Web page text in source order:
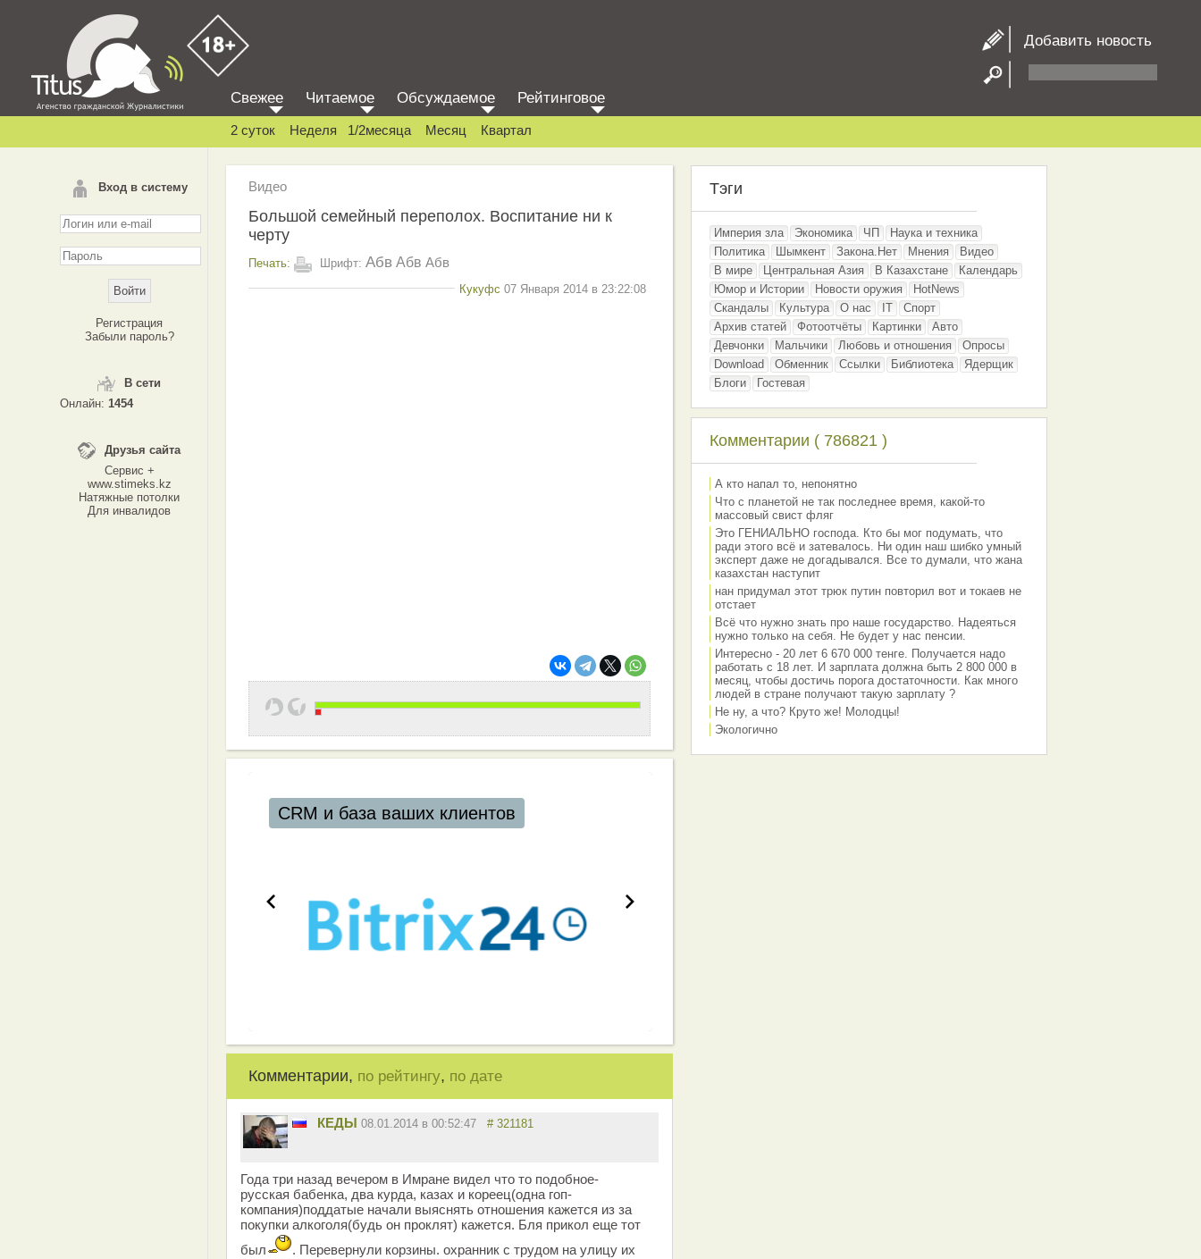
Добавить новость
Вход в систему
Регистрация
Забыли пароль?
В сети
Онлайн: 1454
Друзья сайта
Сервис +
www.stimeks.kz
Натяжные потолки
Для инвалидов
Свежее Читаемое Обсуждаемое Рейтинговое
2 суток Неделя 1/2месяца Месяц Квартал
Видео
Большой семейный переполох. Воспитание ни к
черту
Печать: Шрифт: Абв Абв Абв
Кукуфс 07 Января 2014 в 23:22:08
CRM и база ваших клиентов
Комментарии, по рейтингу, по дате
КЕДЫ 08.01.2014 в 00:52:47 # 321181
Года три назад вечером в Имране видел что то подобное-
русская бабенка, два курда, казах и кореец(одна гоп-
компания)поддатые начали выяснять отношения кажется из за
покупки алкоголя(будь он проклят) кажется. Бля прикол еще тот
был
. Перевернули корзины. охранник с трудом на улицу их
Тэги
Империя зла Экономика ЧП
Наука и техника
Политика
Шымкент Закона.Нет Мнения
Видео
В мире
Центральная Азия В Казахстане
Календарь
Юмор и Истории
Новости оружия
HotNews
Скандалы
Культура О нас IT
Спорт
Архив статей
Фотоотчёты Картинки
Авто
Девчонки
Мальчики Любовь и отношения
Опросы
Download
Обменник Ссылки Библиотека
Ядерщик
Блоги
Гостевая
Комментарии ( 786821 )
А кто напал то, непонятно
Что с планетой не так последнее время, какой-то
массовый свист фляг
Это ГЕНИАЛЬНО господа. Кто бы мог подумать, что
ради этого всё и затевалось. Ни один наш шибко умный
эксперт даже не догадывался. Все то думали, что жана
казахстан наступит
нан придумал этот трюк путин повторил вот и токаев не
отстает
Всё что нужно знать про наше государство. Надеяться
нужно только на себя. Не будет у нас пенсии.
Интересно - 20 лет 6 670 000 тенге. Получается надо
работать с 18 лет. И зарплата должна быть 2 800 000 в
месяц, чтобы достичь порога достаточности. Как много
людей в стране получают такую зарплату ?
Не ну, а что? Круто же! Молодцы!
Экологично